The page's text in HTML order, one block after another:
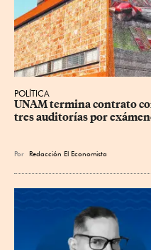
POLÍTICA
UNAM termina contrato
tres auditorías por
Por Redacción El Economista